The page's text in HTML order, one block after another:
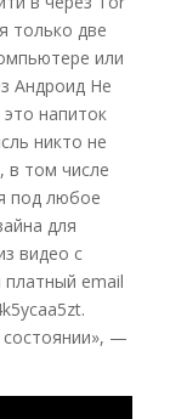
только две
или
Андроид Не
напиток
никто не
в том числе
под любое
для
видео с
платный email
состоянии», —